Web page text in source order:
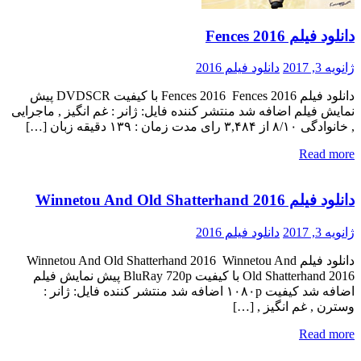
دانلود فیلم Fences 2016
ژانویه 3, 2017 دانلود فیلم 2016
دانلود فیلم Fences 2016 Fences 2016 با کیفیت DVDSCR پیش
نمایش فیلم اضافه شد منتشر کننده فایل: ژانر : غم انگیز , ماجرایی
, خانوادگی ۸/۱۰ از ۳,۴۸۴ رای مدت زمان : ۱۳۹ دقیقه زبان […]
Read more
دانلود فیلم Winnetou And Old Shatterhand 2016
ژانویه 3, 2017 دانلود فیلم 2016
دانلود فیلم Winnetou And Old Shatterhand 2016 Winnetou And
Old Shatterhand 2016 با کیفیت BluRay 720p پیش نمایش فیلم
اضافه شد کیفیت ۱۰۸۰p اضافه شد منتشر کننده فایل: ژانر :
وسترن , غم انگیز , […]
Read more